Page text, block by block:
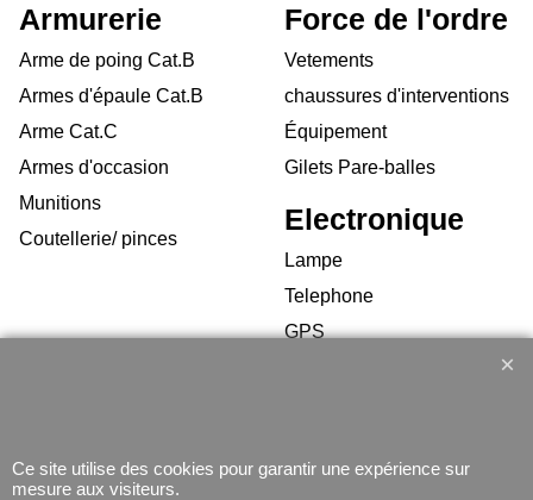
Armurerie
Arme de poing Cat.B
Armes d'épaule Cat.B
Arme Cat.C
Armes d'occasion
Munitions
Coutellerie/ pinces
Force de l'ordre
Vetements
chaussures d'interventions
Équipement
Gilets Pare-balles
Electronique
Lampe
Telephone
GPS
Ce site utilise des cookies pour garantir une expérience sur
mesure aux visiteurs.